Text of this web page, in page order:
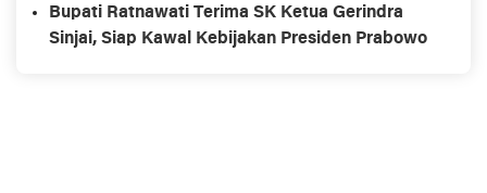
Bupati Ratnawati Terima SK Ketua Gerindra
Sinjai, Siap Kawal Kebijakan Presiden Prabowo